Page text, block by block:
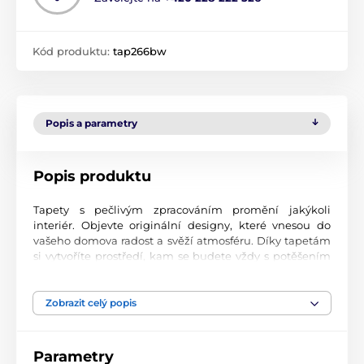
Kód produktu: tap266bw
Popis a parametry
Popis produktu
Tapety s pečlivým zpracováním promění jakýkoli
interiér. Objevte originální designy, které vnesou do
vašeho domova radost a svěží atmosféru. Díky tapetám
si vytvoříte prostředí, kam se budete vždy s potěšením
Špičková kvalita tisku
silný prvek místnosti. Jsou vytištěny na vysoce kvalitní
Zobrazit celý popis
Parametry